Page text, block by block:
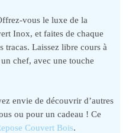
vous le luxe de la
Inox, et faites de chaque
tracas. Laissez libre cours à
chef, avec une touche
envie de découvrir d’autres
ou pour un cadeau ! Ce
Couvert Bois.